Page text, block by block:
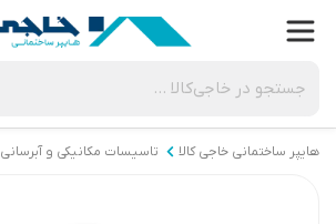
هایپر ساختمانی خاجی‌ کالا تاسیسات مکانیکی و آبرسانی